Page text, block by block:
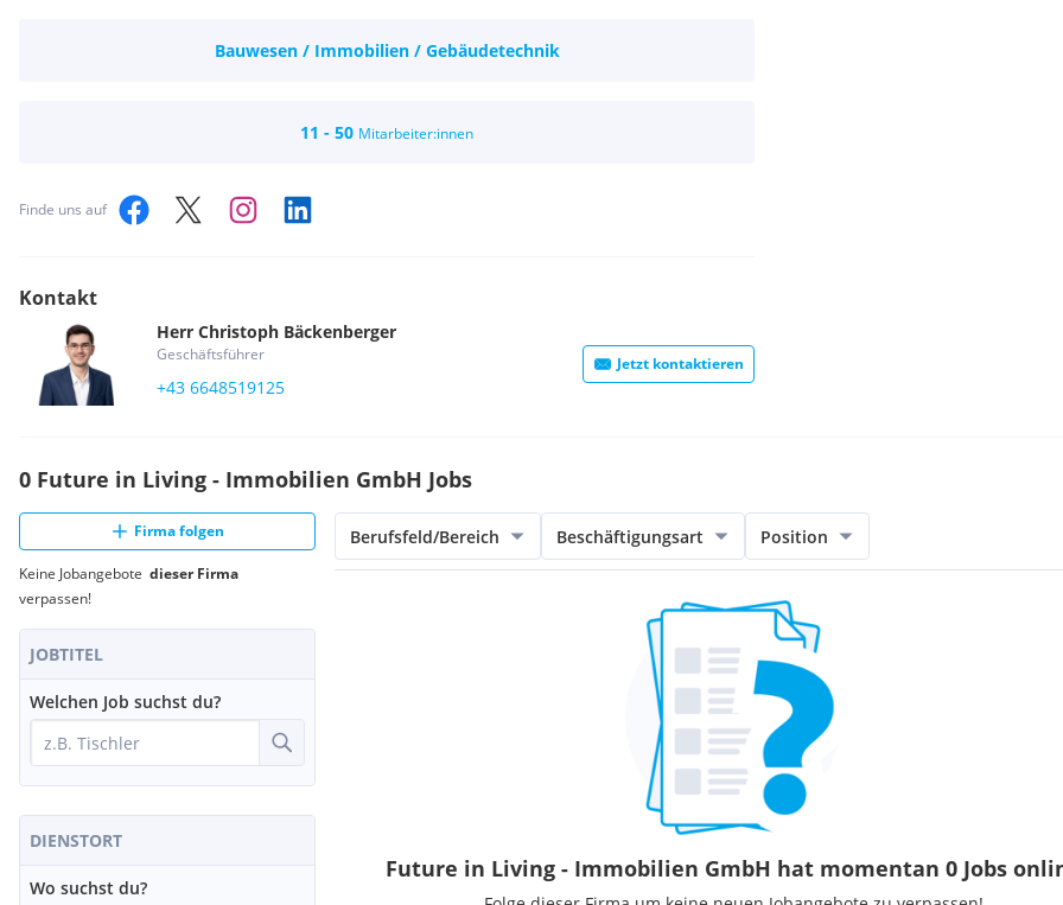
Bauwesen / Immobilien / Gebäudetechnik
11 - 50 Mitarbeiter:innen
Finde uns auf
Kontakt
Herr Christoph Bäckenberger
Geschäftsführer
+43 6648519125
Jetzt kontaktieren
0 Future in Living - Immobilien GmbH Jobs
Firma folgen
Keine Jobangebote dieser Firma
verpassen!
JOBTITEL
Welchen Job suchst du?
DIENSTORT
Wo suchst du?
Berufsfeld/Bereich Beschäftigungsart Position
Future in Living - Immobilien GmbH hat momentan 0 Jobs